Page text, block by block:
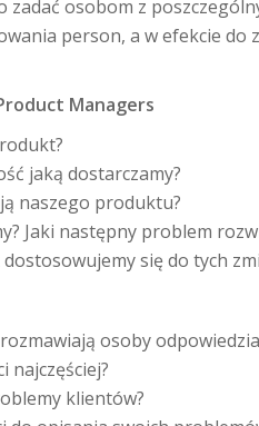
osobom z
person, a w efekcie
Managers
jaką dostarczamy?
naszego produktu?
Jaki następny problem
dostosowujemy się do tych
osoby
najczęściej?
klientów?